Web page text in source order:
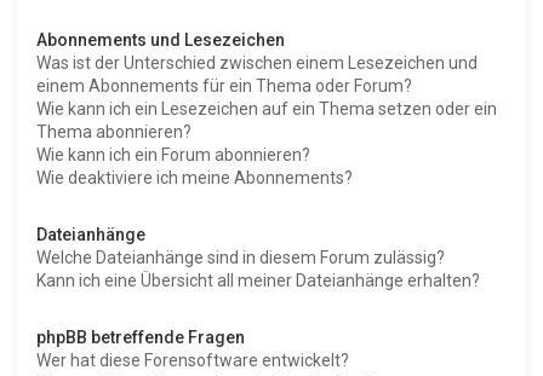
Abonnements und Lesezeichen
Was ist der Unterschied zwischen einem Lesezeichen und
einem Abonnements für ein Thema oder Forum?
Wie kann ich ein Lesezeichen auf ein Thema setzen oder ein
Thema abonnieren?
Wie kann ich ein Forum abonnieren?
Wie deaktiviere ich meine Abonnements?
Dateianhänge
Welche Dateianhänge sind in diesem Forum zulässig?
Kann ich eine Übersicht all meiner Dateianhänge erhalten?
phpBB betreffende Fragen
Wer hat diese Forensoftware entwickelt?